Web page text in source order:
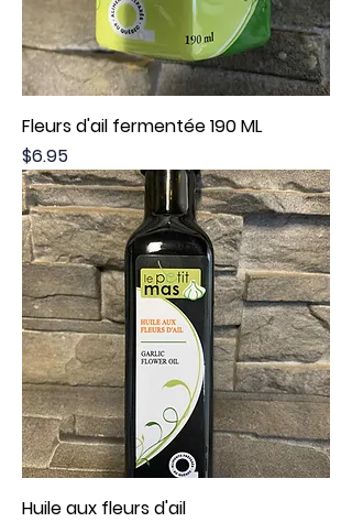
Fleurs d'ail fermentée 190 ML
Price
$6.95
Huile aux fleurs d'ail